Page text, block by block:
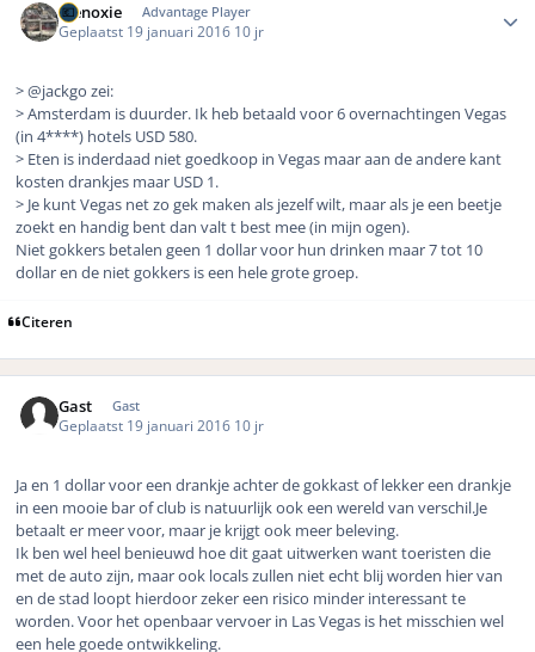
menoxie Advantage Player
Geplaatst 19 januari 2016 10 jr
> @jackgo zei:
> Amsterdam is duurder. Ik heb betaald voor 6 overnachtingen Vegas
(in 4****) hotels USD 580.
> Eten is inderdaad niet goedkoop in Vegas maar aan de andere kant
kosten drankjes maar USD 1.
> Je kunt Vegas net zo gek maken als jezelf wilt, maar als je een beetje
zoekt en handig bent dan valt t best mee (in mijn ogen).
Niet gokkers betalen geen 1 dollar voor hun drinken maar 7 tot 10
dollar en de niet gokkers is een hele grote groep.
Citeren
Gast Gast
Geplaatst 19 januari 2016 10 jr
Ja en 1 dollar voor een drankje achter de gokkast of lekker een drankje
in een mooie bar of club is natuurlijk ook een wereld van verschil.Je
betaalt er meer voor, maar je krijgt ook meer beleving.
Ik ben wel heel benieuwd hoe dit gaat uitwerken want toeristen die
met de auto zijn, maar ook locals zullen niet echt blij worden hier van
en de stad loopt hierdoor zeker een risico minder interessant te
worden. Voor het openbaar vervoer in Las Vegas is het misschien wel
een hele goede ontwikkeling.